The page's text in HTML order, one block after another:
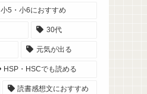
小5・小6におすすめ
30代
元気が出る
HSP・HSCでも読める
読書感想文におすすめ